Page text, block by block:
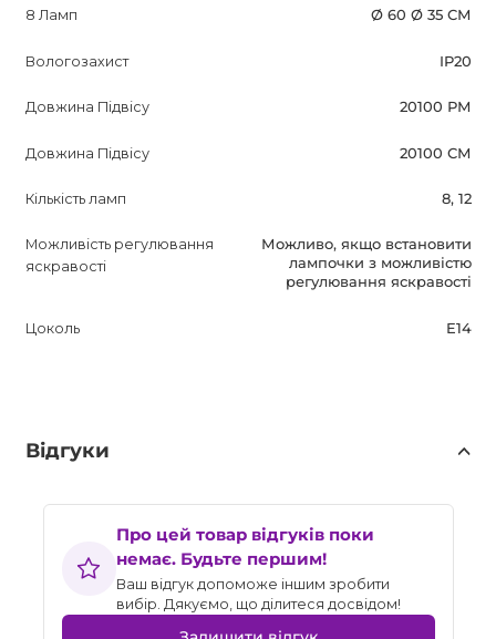
8 Ламп Ø 60 Ø 35 СМ
Вологозахист IP20
Довжина Підвісу 20100 РМ
Довжина Підвісу 20100 СМ
Кількість ламп 8, 12
Можливість регулювання
яскравості
Можливо, якщо встановити
лампочки з можливістю
регулювання яскравості
Цоколь E14
Відгуки
Про цей товар відгуків поки
немає. Будьте першим!
Ваш відгук допоможе іншим зробити
вибір. Дякуємо, що ділитеся досвідом!